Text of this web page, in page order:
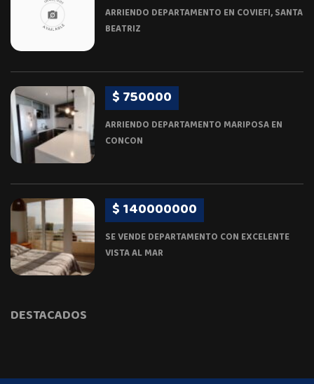
ARRIENDO DEPARTAMENTO EN COVIEFI, SANTA
BEATRIZ
$ 750000
ARRIENDO DEPARTAMENTO MARIPOSA EN
CONCON
$ 140000000
SE VENDE DEPARTAMENTO CON EXCELENTE
VISTA AL MAR
DESTACADOS